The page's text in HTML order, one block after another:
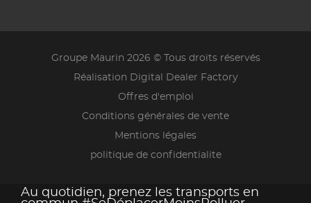
Groupe Maurin 2026 © Tous droits réservés
Réalisation Digital Dealer Factory
Offres d'emploi
Conditions générales de vente
Mentions légales
politique de confidentialite
Au quotidien, prenez les transports en